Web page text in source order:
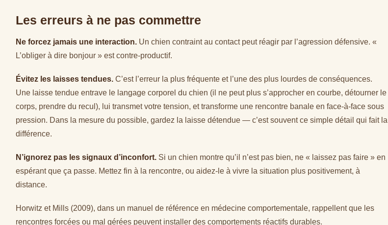
Les erreurs à ne pas commettre
Ne forcez jamais une interaction. Un chien contraint au contact peut réagir par l’agression défensive. «
L’obliger à dire bonjour » est contre-productif.
Évitez les laisses tendues. C’est l’erreur la plus fréquente et l’une des plus lourdes de conséquences.
Une laisse tendue entrave le langage corporel du chien (il ne peut plus s’approcher en courbe, détourner le
corps, prendre du recul), lui transmet votre tension, et transforme une rencontre banale en face-à-face sous
pression. Dans la mesure du possible, gardez la laisse détendue — c’est souvent ce simple détail qui fait la
différence.
N’ignorez pas les signaux d’inconfort. Si un chien montre qu’il n’est pas bien, ne « laissez pas faire » en
espérant que ça passe. Mettez fin à la rencontre, ou aidez-le à vivre la situation plus positivement, à
distance.
Horwitz et Mills (2009), dans un manuel de référence en médecine comportementale, rappellent que les
rencontres forcées ou mal gérées peuvent installer des comportements réactifs durables.